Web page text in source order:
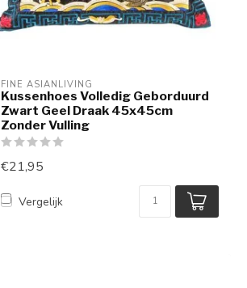
FINE ASIANLIVING
Kussenhoes Volledig Geborduurd
Zwart Geel Draak 45x45cm
Zonder Vulling
€21,95
Vergelijk